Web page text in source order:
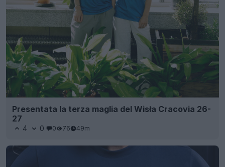
Presentata la terza maglia del Wisła Cracovia 26-
27
4 0 0 76 49m